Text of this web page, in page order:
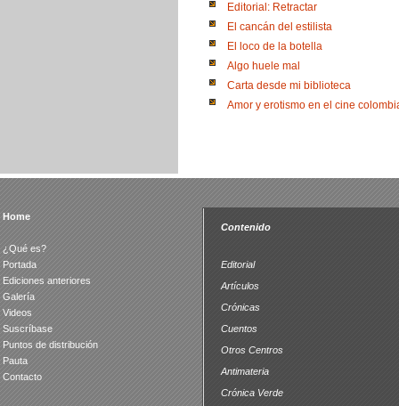
Editorial: Retractar
El cancán del estilista
El loco de la botella
Algo huele mal
Carta desde mi biblioteca
Amor y erotismo en el cine
Home
¿Qué es?
Portada
Ediciones anteriores
Galería
Videos
Suscríbase
Puntos de distribución
Pauta
Contacto
Contenido
Editorial
Artículos
Crónicas
Cuentos
Otros Centros
Antimateria
Crónica Verde